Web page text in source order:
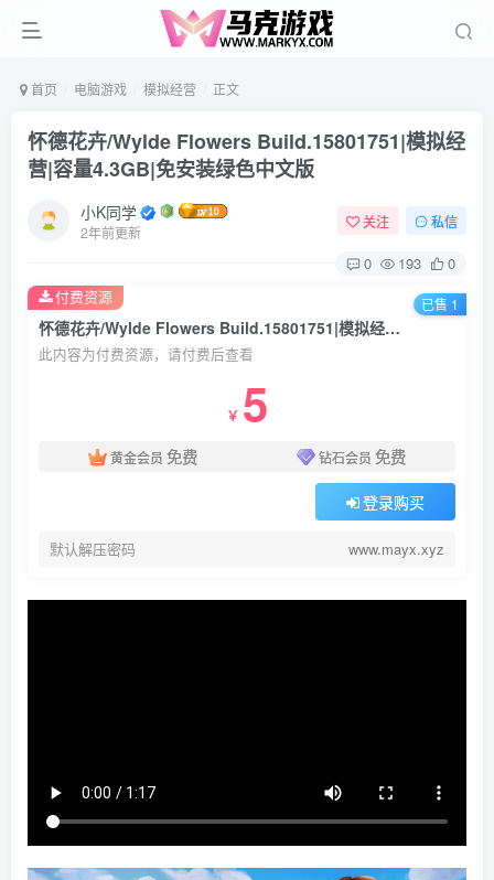
首页 电脑游戏 模拟经营 正文
怀德花卉/Wylde Flowers Build.15801751|模拟经
营|容量4.3GB|免安装绿色中文版
小K同学
2年前更新
关注 私信
0 193 0
怀德花卉/Wylde Flowers Build.15801751|模拟经营|容量4.3GB|免安装绿色中文版
此内容为付费资源，请付费后查看
￥ 5
黄金会员 免费 钻石会员 免费
登录购买
默认解压密码 www.mayx.xyz
付费资源 已售 1